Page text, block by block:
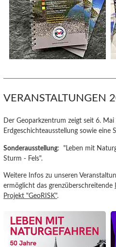
VERANSTALTUNGEN
Der Geoparkzentrum zeigt seit 6.
Erdgeschichteausstellung sowie eine
Sonderausstellung: "Leben mit
Sturm - Fels".
Weitere Infos zu unseren
ermöglicht das grenzüberschreitende
Projekt "GeoRISK".